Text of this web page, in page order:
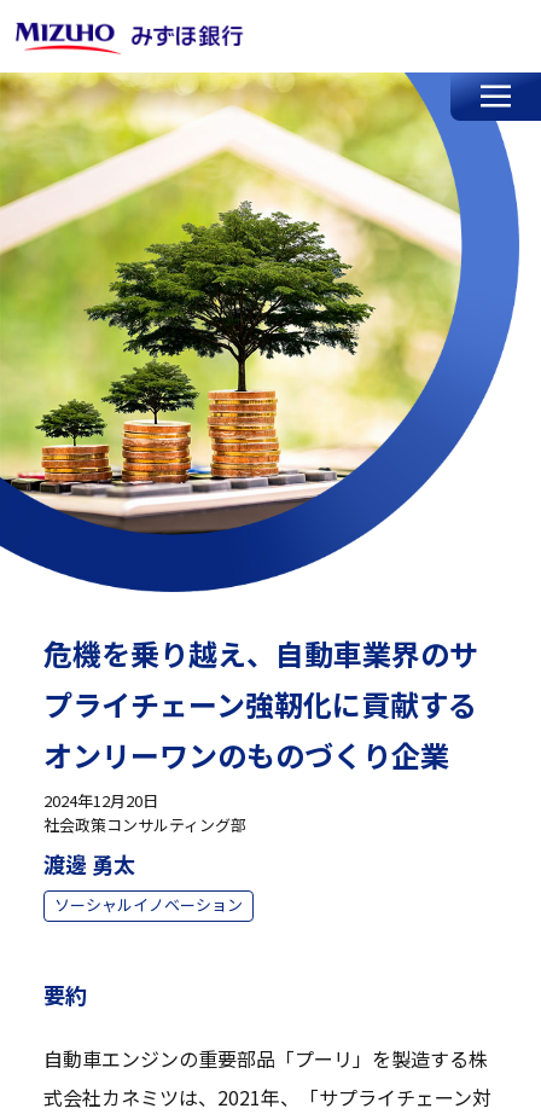
危機を乗り越え、自動車業界のサ
プライチェーン強靭化に貢献する
オンリーワンのものづくり企業
2024年12月20日
社会政策コンサルティング部
渡邊 勇太
ソーシャルイノベーション
要約
自動車エンジンの重要部品「プーリ」を製造する株
式会社カネミツは、2021年、「サプライチェーン対